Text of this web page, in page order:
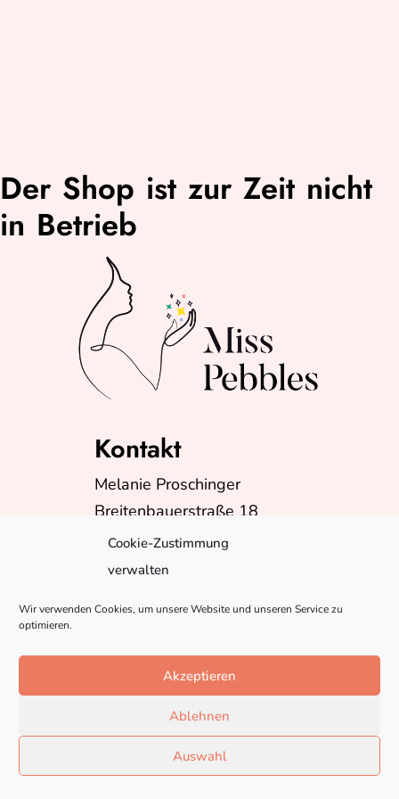
Cookie-Zustimmung
verwalten
Wir verwenden Cookies, um unsere Website und unseren Service zu
optimieren.
Akzeptieren
Ablehnen
Auswahl
Der Shop ist zur Zeit nicht
in Betrieb
Kontakt
Melanie Proschinger
Breitenbauerstraße 18
A-5230 Mattighofen
Telefon:+43(0)6602624399